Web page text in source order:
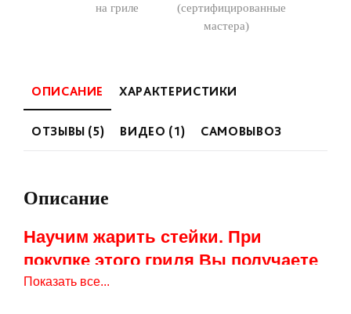
на гриле
(сертифицированные
мастера)
ОПИСАНИЕ ХАРАКТЕРИСТИКИ
ОТЗЫВЫ (5) ВИДЕО (1) САМОВЫВОЗ
Описание
Научим жарить стейки. При
покупке этого гриля Вы получаете
билет на мастер-класс в «Гриль
Показать все...